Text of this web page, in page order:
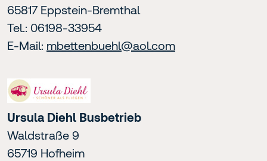
65817 Eppstein-Bremthal
Tel.: 06198-33954
E-Mail: mbettenbuehl@aol.com
Ursula Diehl Busbetrieb
Waldstraße 9
65719 Hofheim